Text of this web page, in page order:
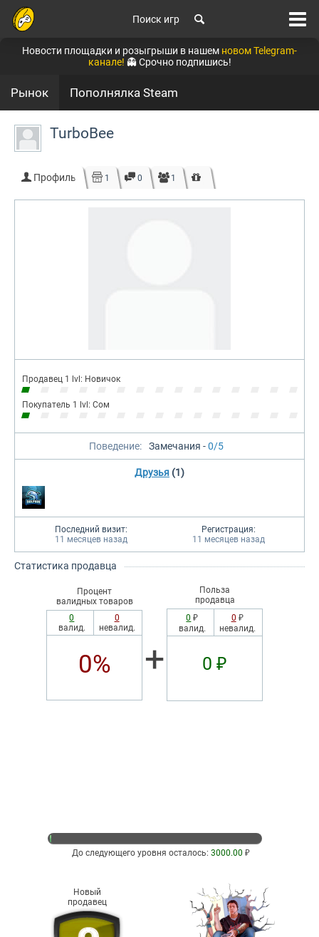
Поиск игр
Новости площадки и розыгрыши в нашем новом Telegram-
канале! 👻 Срочно подпишись!
Рынок Пополнялка Steam
TurboBee
Профиль 1 0 1
Продавец 1 lvl: Новичок
Покупатель 1 lvl: Сом
Поведение: Замечания -0/5
Друзья (1)
Последний визит:
11 месяцев назад
Регистрация:
11 месяцев назад
Статистика продавца
Процент
валидных товаров
0
валид.
0
невалид.
0% +
Польза
продавца
0 ₽
валид.
0 ₽
невалид.
0 ₽
До следующего уровня осталось: 3000.00 ₽
Новый
продавец